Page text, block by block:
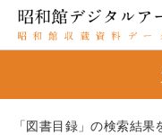
「図書目録」の検索結